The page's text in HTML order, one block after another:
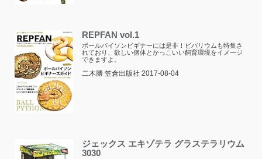
REPFAN vol.1
ボールパイソンビギナーには是非！ビバリウムも特集さ
れており、欲しい個体とかっこいい飼育環境をイメージ
できますよ。
二木勝 笠倉出版社 2017-08-04
ジェックス エキゾテラ グラステラリウム
3030